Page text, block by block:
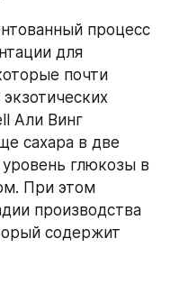
процесс
для
почти
Али Винг
сахара в две
глюкозы в
При этом
производства
содержит